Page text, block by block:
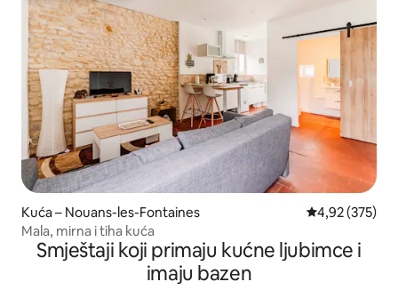
Kuća – Nouans-les-Fontaines Prosječna
4,92 (375)
Mala, mirna i tiha kuća
Smještaji koji primaju kućne ljubimce i
imaju bazen